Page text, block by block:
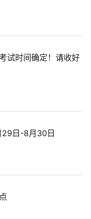
试时间确定！请收好
日-8月30日